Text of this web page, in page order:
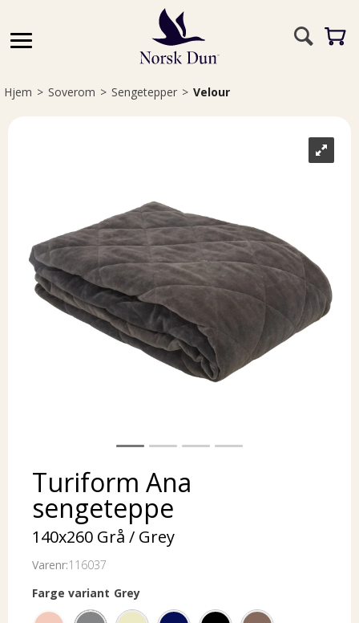
Hjem>Soverom>Sengetepper>Velour
Turiform Ana
sengeteppe
140x260 Grå / Grey
Varenr:116037
Farge variant Grey